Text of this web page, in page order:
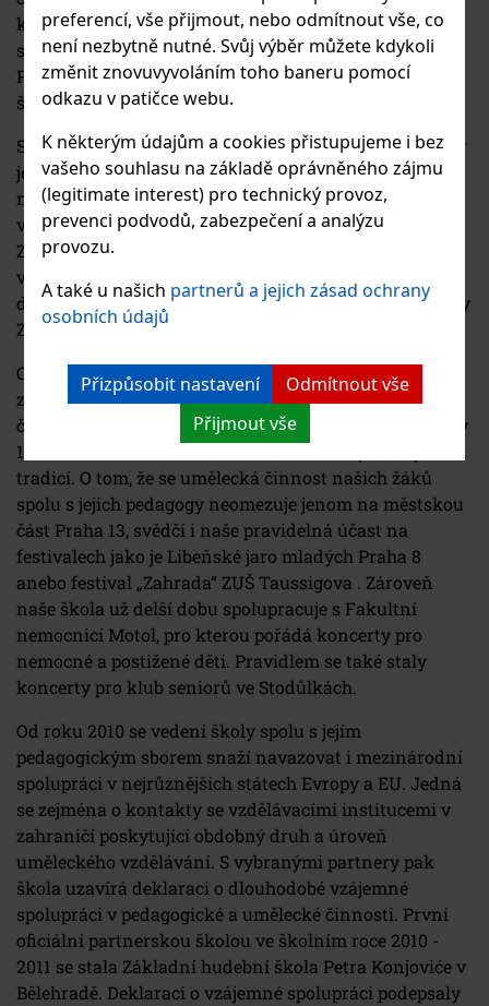
preferencí, vše přijmout, nebo odmítnout vše, co
není nezbytně nutné. Svůj výběr můžete kdykoli
změnit znovuvyvoláním toho baneru pomocí
odkazu v patičce webu.
K některým údajům a cookies přistupujeme i bez
vašeho souhlasu na základě oprávněného zájmu
(legitimate interest) pro technický provoz,
prevenci podvodů, zabezpečení a analýzu
provozu.
A také u našich partnerů a jejich zásad ochrany
osobních údajů
Přizpůsobit nastavení
Odmítnout vše
Přijmout vše
kapacita navýšila na 680 žáků, a neustále roste, neboť
se škola nachází v tzv. urbanisticky rozvojové zóně
Prahy. Od září školního roku 2011/2012 kapacita naší
školy byla zvýšena na 720 žáků.
S narůstajícími požadavky na celkovou kapacitu školy
je spojena i problematika nedostatku prostor k výuce,
neboť mateřská budova školy má jenom 10 tříd
vhodných pro výuku a malý koncertní sál. Proto je
Základní umělecká škola nucena provozovat svoji
výchovně-uměleckou činnost na dalších dvou
detašovaných pracovištích. Jsou to především prostory
Základních škol Městské části Praha 13.
Od svého vzniku se ZUŠ Stodůlky významným
způsobem podílí na kulturním životě naší městské
části. Například koncerty v Obřadní síni radnice Prahy
13 a v kostele svatého Jakuba Staršího se již staly
tradicí. O tom, že se umělecká činnost našich žáků
spolu s jejich pedagogy neomezuje jenom na městskou
část Praha 13, svědčí i naše pravidelná účast na
festivalech jako je Libeňské jaro mladých Praha 8
anebo festival „Zahrada“ ZUŠ Taussigova . Zároveň
naše škola už delší dobu spolupracuje s Fakultní
nemocnicí Motol, pro kterou pořádá koncerty pro
nemocné a postižené děti. Pravidlem se také staly
koncerty pro klub seniorů ve Stodůlkách.
Od roku 2010 se vedení školy spolu s jejím
pedagogickým sborem snaží navazovat i mezinárodní
spolupráci v nejrůznějších státech Evropy a EU. Jedná
se zejména o kontakty se vzdělávacími institucemi v
zahraničí poskytující obdobný druh a úroveň
uměleckého vzdělávání. S vybranými partnery pak
škola uzavírá deklaraci o dlouhodobé vzájemné
spolupráci v pedagogické a umělecké činnosti. První
oficiální partnerskou školou ve školním roce 2010 -
2011 se stala Základní hudební škola Petra Konjoviće v
Bělehradě. Deklaraci o vzájemné spolupráci podepsaly